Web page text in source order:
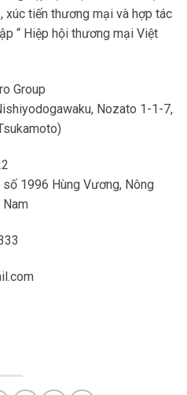
xúc tiến thương mại và hợp tác
“ Hiệp hội thương mại Việt
Group
Nozato 1-1-7,
số 1996 Hùng Vương, Nông
Nam